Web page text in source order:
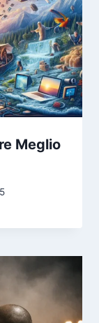
Meglio